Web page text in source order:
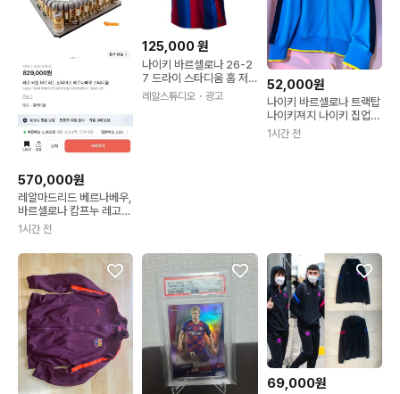
570,000원
레알마드리드 베르나베우,
바르셀로나 캄프누 레고
새상품
1시간 전
125,000원
나이키 바르셀로나 26-2
7 드라이 스타디움 홈 저
지 반팔 스포츠 티셔츠 18
72683
레알스튜디오 ・광고
52,000원
나이키 바르셀로나 트랙탑
나이키져지 나이키 집업
나이키바르셀로나
1시간 전
69,000원